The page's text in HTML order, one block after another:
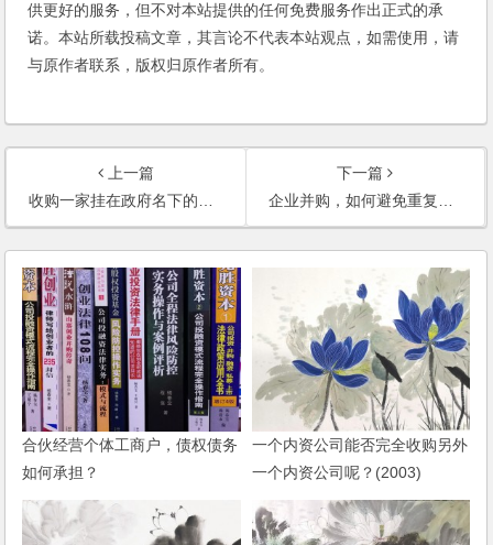
供更好的服务，但不对本站提供的任何免费服务作出正式的承
诺。本站所载投稿文章，其言论不代表本站观点，如需使用，请
与原作者联系，版权归原作者所有。
上一篇
收购一家挂在政府名下的集体所有制企业，需要注意哪些问题？
下一篇
企业并购，如何避免重复缴税？
合伙经营个体工商户，债权债务
如何承担？
一个内资公司能否完全收购另外
一个内资公司呢？(2003)